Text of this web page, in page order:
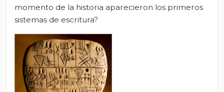
momento de la historia aparecieron los primeros
sistemas de escritura?